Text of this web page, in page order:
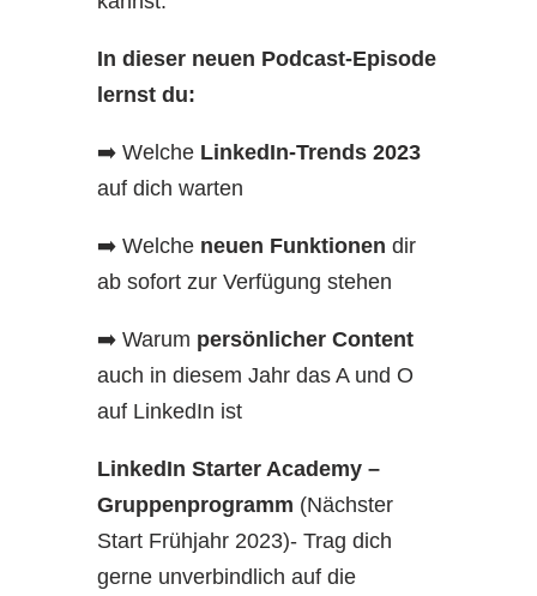
In dieser neuen Podcast-Episode
lernst du:
➡️ Welche LinkedIn-Trends 2023
auf dich warten
➡️ Welche neuen Funktionen dir
ab sofort zur Verfügung stehen
➡️ Warum persönlicher Content
auch in diesem Jahr das A und O
auf LinkedIn ist
LinkedIn Starter Academy –
Gruppenprogramm (Nächster
Start Frühjahr 2023)- Trag dich
gerne unverbindlich auf die